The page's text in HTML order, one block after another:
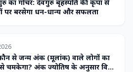
का गोचर: देवगुरु बृहस्पति की कृपा से
पर बरसेगा धन-धान्य और सफलता
से जन्म अंक (मूलांक) वाले लोगों का
चमकेगा? अंक ज्योतिष के अनुसार विशेष